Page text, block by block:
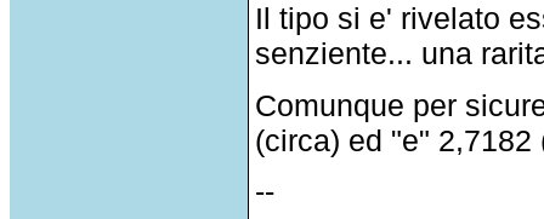
Il tipo si e' rivelato
senziente... una
Comunque per
(circa) ed "e"
--